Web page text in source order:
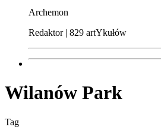
Archemon
Redaktor | 829 artYkułów
Wilanów Park
Tag